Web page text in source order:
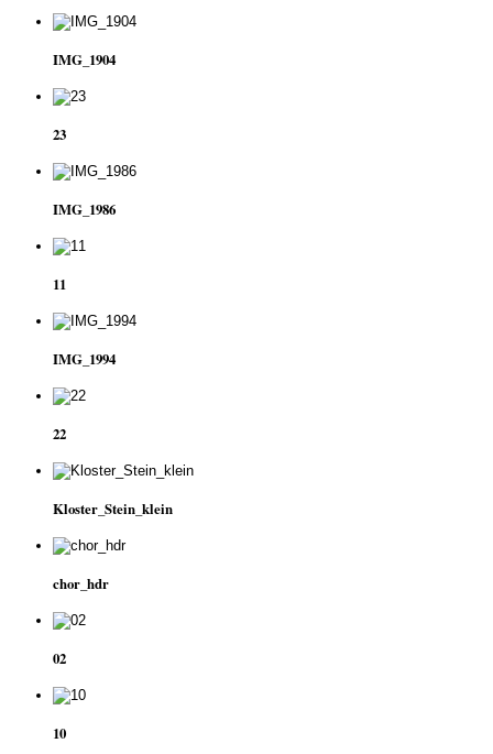
IMG_1904
23
IMG_1986
11
IMG_1994
22
Kloster_Stein_klein
chor_hdr
02
10